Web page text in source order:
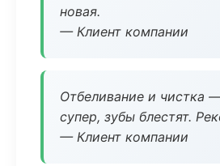
новая.
— Клиент компании
Отбеливание и чистка
супер, зубы блестят.
— Клиент компании